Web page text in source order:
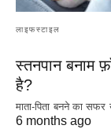
लाइफस्टाइल
स्तनपान बनाम
है?
माता-पिता बनने का
6 months ago